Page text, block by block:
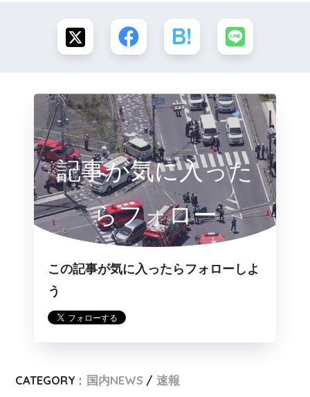
記事が気に入った
らフォロー
この記事が気に入ったらフォローしよ
う
CATEGORY : 国内NEWS 速報